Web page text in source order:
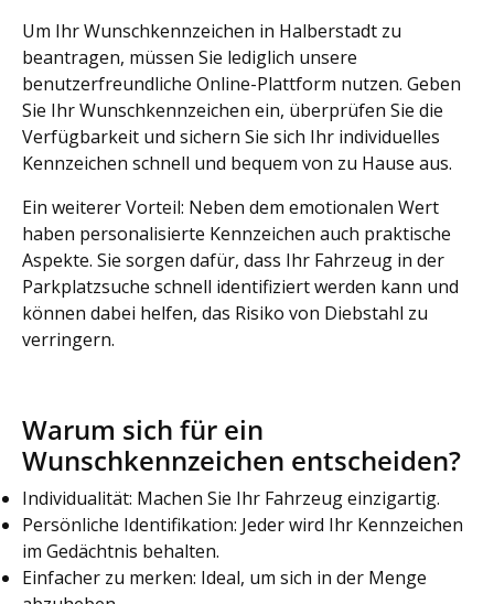
Um Ihr Wunschkennzeichen in Halberstadt zu
beantragen, müssen Sie lediglich unsere
benutzerfreundliche Online-Plattform nutzen. Geben
Sie Ihr Wunschkennzeichen ein, überprüfen Sie die
Verfügbarkeit und sichern Sie sich Ihr individuelles
Kennzeichen schnell und bequem von zu Hause aus.
Ein weiterer Vorteil: Neben dem emotionalen Wert
haben personalisierte Kennzeichen auch praktische
Aspekte. Sie sorgen dafür, dass Ihr Fahrzeug in der
Parkplatzsuche schnell identifiziert werden kann und
können dabei helfen, das Risiko von Diebstahl zu
verringern.
Warum sich für ein
Wunschkennzeichen entscheiden?
Individualität: Machen Sie Ihr Fahrzeug einzigartig.
Persönliche Identifikation: Jeder wird Ihr Kennzeichen
im Gedächtnis behalten.
Einfacher zu merken: Ideal, um sich in der Menge